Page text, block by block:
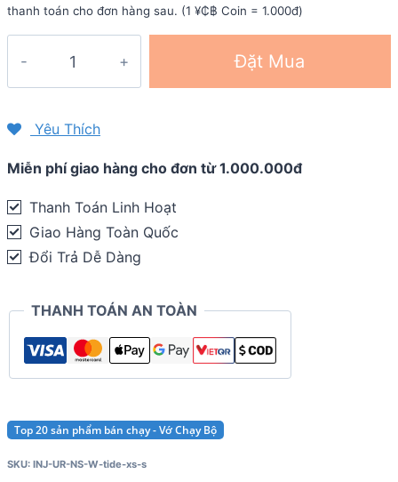
thanh toán cho đơn hàng sau. (1 ¥₵฿ Coin = 1.000đ)
chạy
dài
Injinji
Women
ULTRA
quantity
Đặt Mua
Yêu Thích
Miễn phí giao hàng cho đơn từ 1.000.000đ
Thanh Toán Linh Hoạt
Giao Hàng Toàn Quốc
Đổi Trả Dễ Dàng
THANH TOÁN AN TOÀN
Top 20 sản phẩm bán chạy - Vớ Chạy Bộ
SKU: INJ-UR-NS-W-tide-xs-s